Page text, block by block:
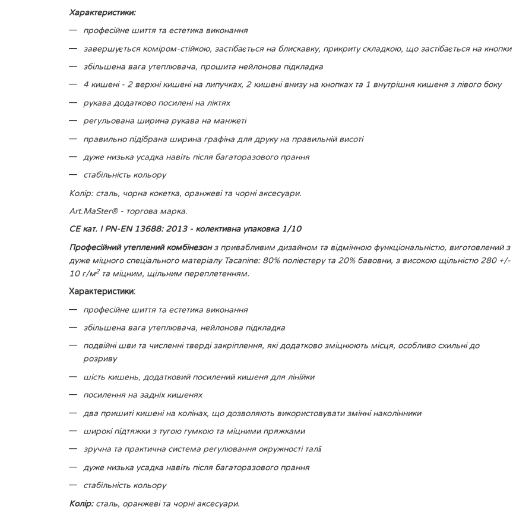
Характеристики:
професійне шиття та естетика виконання
завершується коміром-стійкою, застібається на блискавку, прикриту складкою, що застібається на кнопки
збільшена вага утеплювача, прошита нейлонова підкладка
4 кишені - 2 верхні кишені на липучках, 2 кишені внизу на кнопках та 1 внутрішня кишеня з лівого боку
рукава додатково посилені на ліктях
регульована ширина рукава на манжеті
правильно підібрана ширина графіна для друку на правильній висоті
дуже низька усадка навіть після багаторазового прання
стабільність кольору
Колір: сталь, чорна кокетка, оранжеві та чорні аксесуари.
Art.MaSter® - торгова марка.
CE кат. I PN-EN 13688: 2013 - колективна упаковка 1/10
Професійний утеплений комбінезонз привабливим дизайном та відмінною функціональністю, виготовлений з
дуже міцного спеціального матеріалу Tacanine: 80% поліестеру та 20% бавовни, з високою щільністю 280 +/-
10 г/м2та міцним, щільним переплетенням.
Характеристики:
професійне шиття та естетика виконання
збільшена вага утеплювача, нейлонова підкладка
подвійні шви та численні тверді закріплення, які додатково зміцнюють місця, особливо схильні до
розриву
шість кишень, додатковий посилений кишеня для лінійки
посилення на задніх кишенях
два пришиті кишені на колінах, що дозволяють використовувати змінні наколінники
широкі підтяжки з тугою гумкою та міцними пряжками
зручна та практична система регулювання окружності талії
дуже низька усадка навіть після багаторазового прання
стабільність кольору
Колір:сталь, оранжеві та чорні аксесуари.